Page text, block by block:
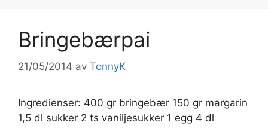
Bringebærpai
21/05/2014 av TonnyK
Ingredienser: 400 gr bringebær 150 gr margarin
1,5 dl sukker 2 ts vaniljesukker 1 egg 4 dl